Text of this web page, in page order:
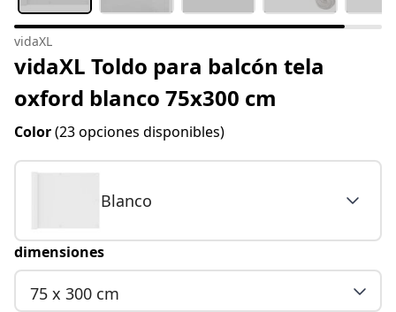
vidaXL
vidaXL Toldo para balcón tela
oxford blanco 75x300 cm
Color(23 opciones disponibles)
Blanco
dimensiones
75 x 300 cm